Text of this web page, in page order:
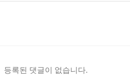
등록된 댓글이 없습니다.